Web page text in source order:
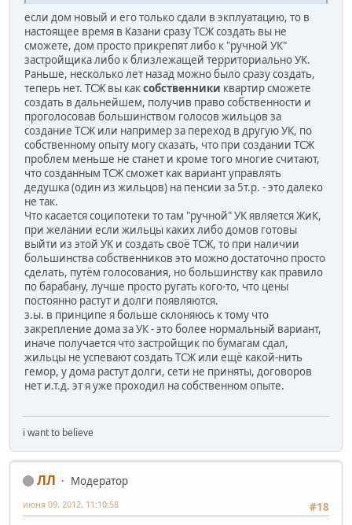
если дом новый и его только сдали в экплуатацию, то в
настоящее время в Казани сразу ТСЖ создать вы не
сможете, дом просто прикрепят либо к "ручной УК"
застройщика либо к близлежащей территориально УК.
Раньше, несколько лет назад можно было сразу создать,
теперь нет. ТСЖ вы каксобственники квартир сможете
создать в дальнейшем, получив право собственности и
проголосовав большинством голосов жильцов за
создание ТСЖ или например за переход в другую УК, по
собственному опыту могу сказать, что при создании ТСЖ
проблем меньше не станет и кроме того многие считают,
что созданным ТСЖ сможет как вариант управлять
дедушка (один из жильцов) на пенсии за 5т.р. - это далеко
не так.
Что касается соципотеки то там "ручной" УК является ЖиК,
при желании если жильцы каких либо домов готовы
выйти из этой УК и создать своё ТСЖ, то при наличии
большинства собственников это можно достаточно просто
сделать, путём голосования, но большинству как правило
по барабану, лучше просто ругать кого-то, что цены
постоянно растут и долги появляются.
з.ы. в принципе я больше склоняюсь к тому что
закрепление дома за УК - это более нормальный вариант,
иначе получается что застройщик по бумагам сдал,
жильцы не успевают создать ТСЖ или ещё какой-нить
гемор, у дома растут долги, сети не приняты, договоров
нет и.т.д. эт я уже проходил на собственном опыте.
i want to believe
ЛЛ
Модератор
#18
июня 09, 2012, 11:10:58